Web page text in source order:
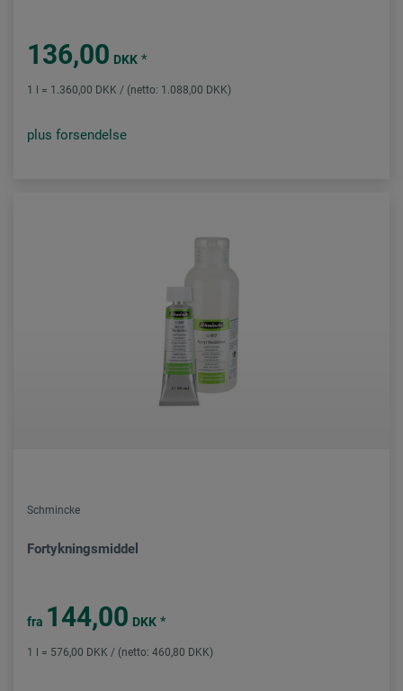
136,00 DKK *
1 l = 1.360,00 DKK / (netto: 1.088,00 DKK)
plus forsendelse
Schmincke
Fortykningsmiddel
fra 144,00 DKK *
1 l = 576,00 DKK / (netto: 460,80 DKK)